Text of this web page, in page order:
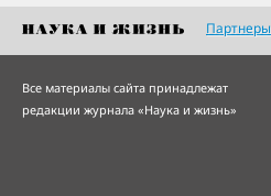
Партнеры
Все материалы сайта принадлежат
редакции журнала «Наука и жизнь»